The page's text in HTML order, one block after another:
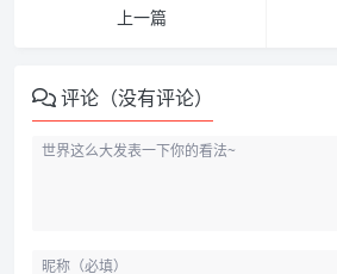
上一篇
评论（没有评论）